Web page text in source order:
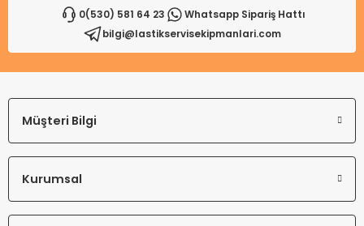
Gönder
0(530) 581 64 23
Whatsapp Sipariş Hattı
bilgi@lastikservisekipmanlari.com
Müşteri Bilgi
Kurumsal